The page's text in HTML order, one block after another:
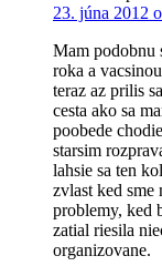
23. júna 2012
Mam podobnu
roka a
teraz az prilis
cesta ako sa
poobede
starsim
lahsie sa ten
zvlast ked sme
problemy, ked
zatial riesila
organizovane.